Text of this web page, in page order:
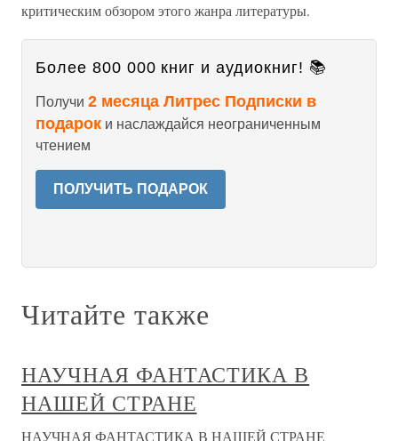
критическим обзором этого жанра литературы.
Более 800 000 книг и аудиокниг! 📚
Получи 2 месяца Литрес Подписки в
подарок и наслаждайся неограниченным
чтением
ПОЛУЧИТЬ ПОДАРОК
Читайте также
НАУЧНАЯ ФАНТАСТИКА В
НАШЕЙ СТРАНЕ
НАУЧНАЯ ФАНТАСТИКА В НАШЕЙ СТРАНЕ